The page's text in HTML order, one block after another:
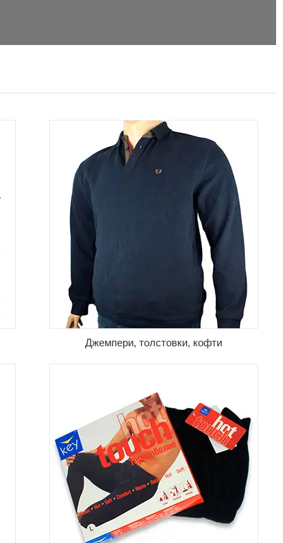
Джемпери, толстовки, кофти
Халати та піжами, кальсони, спідні
сорочки та майки, труси сімейні, боксери
та плавки, купальні плавки,
термобілизна та шкарпетки — нижня
білизна для зимової та літньої пори року.